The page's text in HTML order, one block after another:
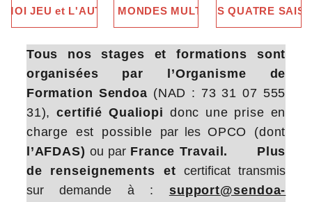
... DES MONDES MULTIPLES
... DES QUATRE
MOI JEU et L'AUTRE
Tous nos stages et formations sont
organisées par l’Organisme de
Formation Sendoa (NAD : 73 31 07 555
31), certifié Qualiopi donc une prise en
charge est possible par les OPCO (dont
l’AFDAS) ou par France Travail. Plus
de renseignements etcertificat transmis
sur demande à : support@sendoa-